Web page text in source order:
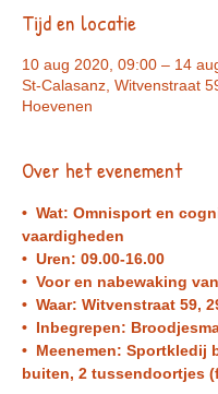
Tijd en locatie
10 aug 2020, 09:00 – 14
St-Calasanz, Witvenstraat
Hoevenen
Over het evenement
•  Wat: Omnisport en
vaardigheden
•  Uren: 09.00-16.00
•  Voor en nabewaking
•  Waar: Witvenstraat 59,
•  Inbegrepen:
•  Meenemen: Sportkledij
buiten, 2 tussendoortjes